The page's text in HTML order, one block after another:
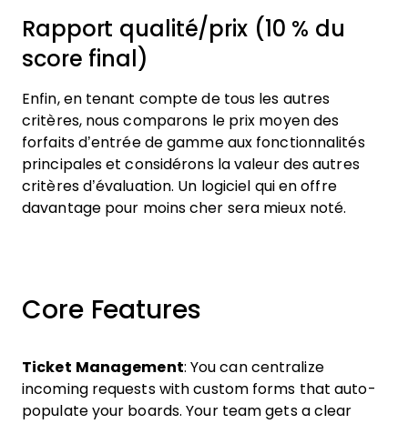
Rapport qualité/prix (10 % du
score final)
Enfin, en tenant compte de tous les autres
critères, nous comparons le prix moyen des
forfaits d’entrée de gamme aux fonctionnalités
principales et considérons la valeur des autres
critères d’évaluation. Un logiciel qui en offre
davantage pour moins cher sera mieux noté.
Core Features
Ticket Management: You can centralize
incoming requests with custom forms that auto-
populate your boards. Your team gets a clear